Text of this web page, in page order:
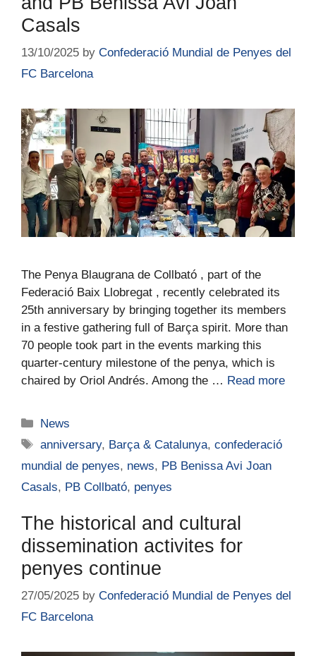
Casals
13/10/2025 by Confederació Mundial de Penyes del
FC Barcelona
The Penya Blaugrana de Collbató , part of the
Federació Baix Llobregat , recently celebrated its
25th anniversary by bringing together its members
in a festive gathering full of Barça spirit. More than
70 people took part in the events marking this
quarter-century milestone of the penya, which is
chaired by Oriol Andrés. Among the … Read more
News
anniversary, Barça & Catalunya,confederació
mundial de penyes, news, PB Benissa Avi Joan
Casals, PB Collbató, penyes
The historical and cultural
dissemination activites for
penyes continue
27/05/2025 by Confederació Mundial de Penyes del
FC Barcelona